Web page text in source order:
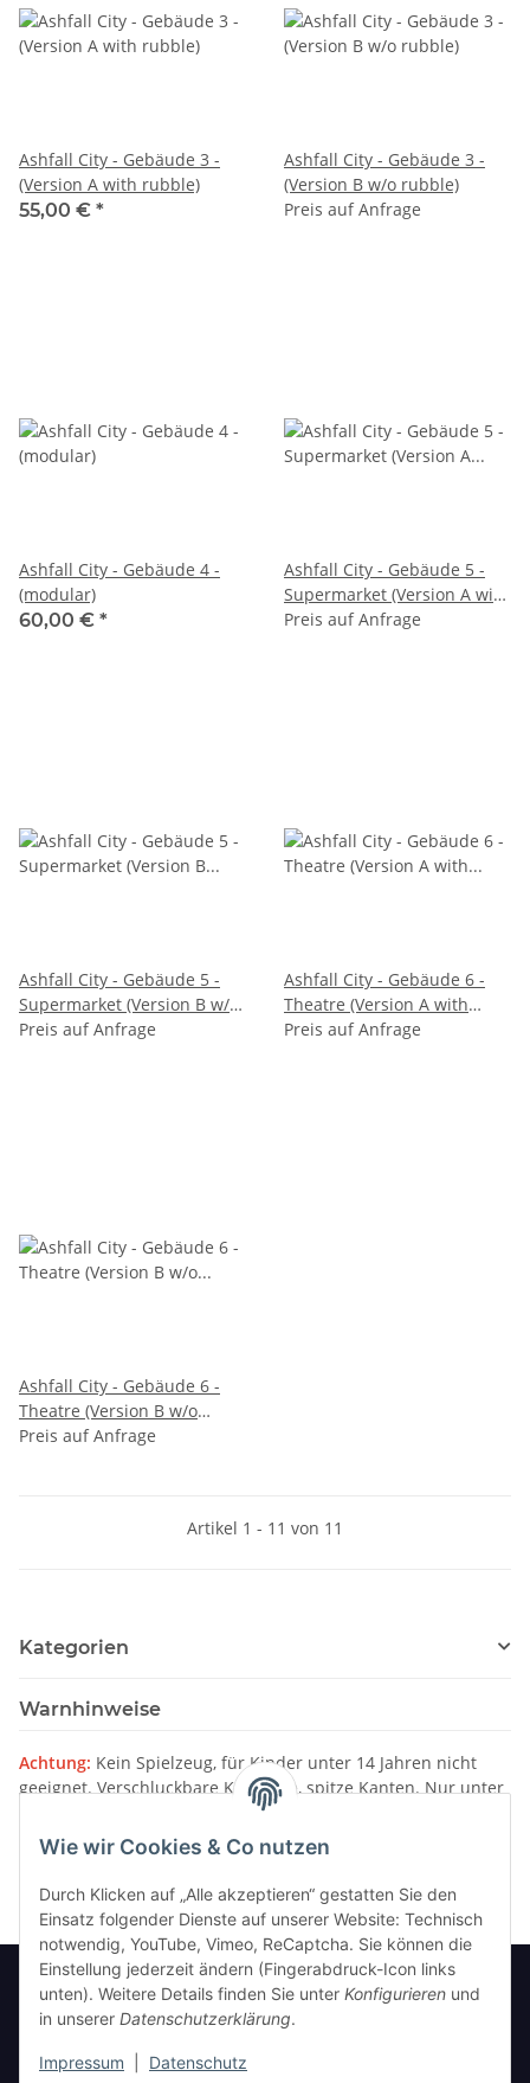
Ashfall City - Gebäude 3 -
(Version A with rubble)
55,00 € *
Ashfall City - Gebäude 3 -
(Version B w/o rubble)
Preis auf Anfrage
Ashfall City - Gebäude 4 -
(modular)
60,00 € *
Ashfall City - Gebäude 5 -
Supermarket (Version A with
rubble)
Preis auf Anfrage
Ashfall City - Gebäude 5 -
Supermarket (Version B w/o
rubble)
Preis auf Anfrage
Ashfall City - Gebäude 6 -
Theatre (Version A with
rubble)
Preis auf Anfrage
Ashfall City - Gebäude 6 -
Theatre (Version B w/o
rubble)
Preis auf Anfrage
Artikel 1 - 11 von 11
Kategorien
Warnhinweise
Achtung: Kein Spielzeug, für Kinder unter 14 Jahren nicht
geeignet. Verschluckbare Kleinteile, spitze Kanten. Nur unter
Aufsicht von Erwachsenen verwenden.
Bitte beachten Sie unsereWarnhinweise
Informationen
Wie wir Cookies & Co nutzen
Durch Klicken auf „Alle akzeptieren“ gestatten Sie den
Einsatz folgender Dienste auf unserer Website: Technisch
notwendig, YouTube, Vimeo, ReCaptcha. Sie können die
Einstellung jederzeit ändern (Fingerabdruck-Icon links
unten). Weitere Details finden Sie unter Konfigurieren und
in unserer Datenschutzerklärung.
Impressum Datenschutz